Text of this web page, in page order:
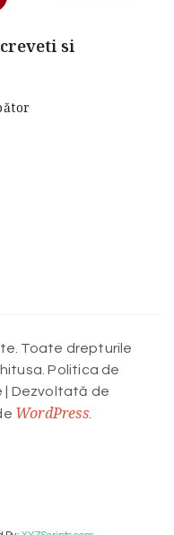
si
Toate drepturile
Politica de
| Dezvoltată de
WordPress.